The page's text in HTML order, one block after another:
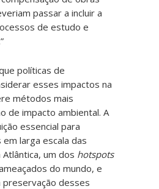
passar a incluir a
de estudo e
políticas de
esses impactos na
métodos mais
de impacto ambiental. A
essencial para
larga escala das
um dos hotspots
do mundo, e
preservação desses